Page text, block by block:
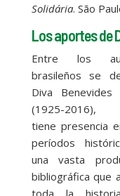
Solidária. São
Los aportes de
Entre los
brasileños se
Diva Benevides
(1925-2016),
tiene presencia
períodos
una vasta
bibliográfica que